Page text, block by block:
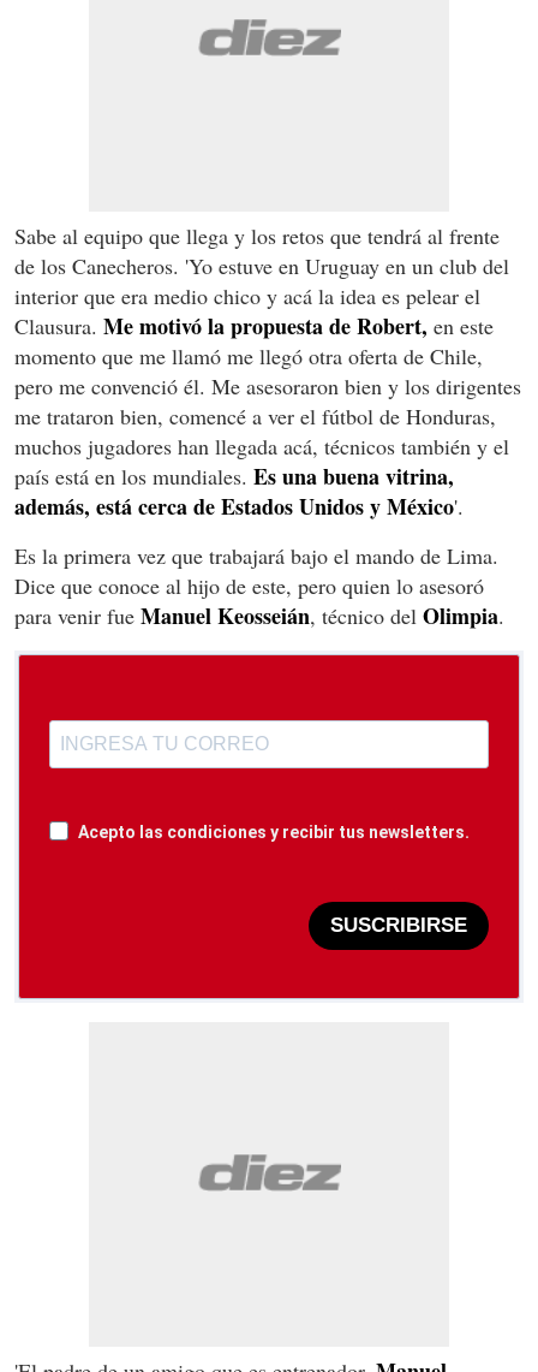
Sabe al equipo que llega y los retos que tendrá al frente
de los Canecheros. 'Yo estuve en Uruguay en un club del
interior que era medio chico y acá la idea es pelear el
Clausura. Me motivó la propuesta de Robert, en este
momento que me llamó me llegó otra oferta de Chile,
pero me convenció él. Me asesoraron bien y los dirigentes
me trataron bien, comencé a ver el fútbol de Honduras,
muchos jugadores han llegada acá, técnicos también y el
país está en los mundiales. Es una buena vitrina,
además, está cerca de Estados Unidos y México'.
Es la primera vez que trabajará bajo el mando de Lima.
Dice que conoce al hijo de este, pero quien lo asesoró
para venir fue Manuel Keosseián, técnico del Olimpia.
Acepto las condiciones y recibir tus newsletters.
SUSCRIBIRSE